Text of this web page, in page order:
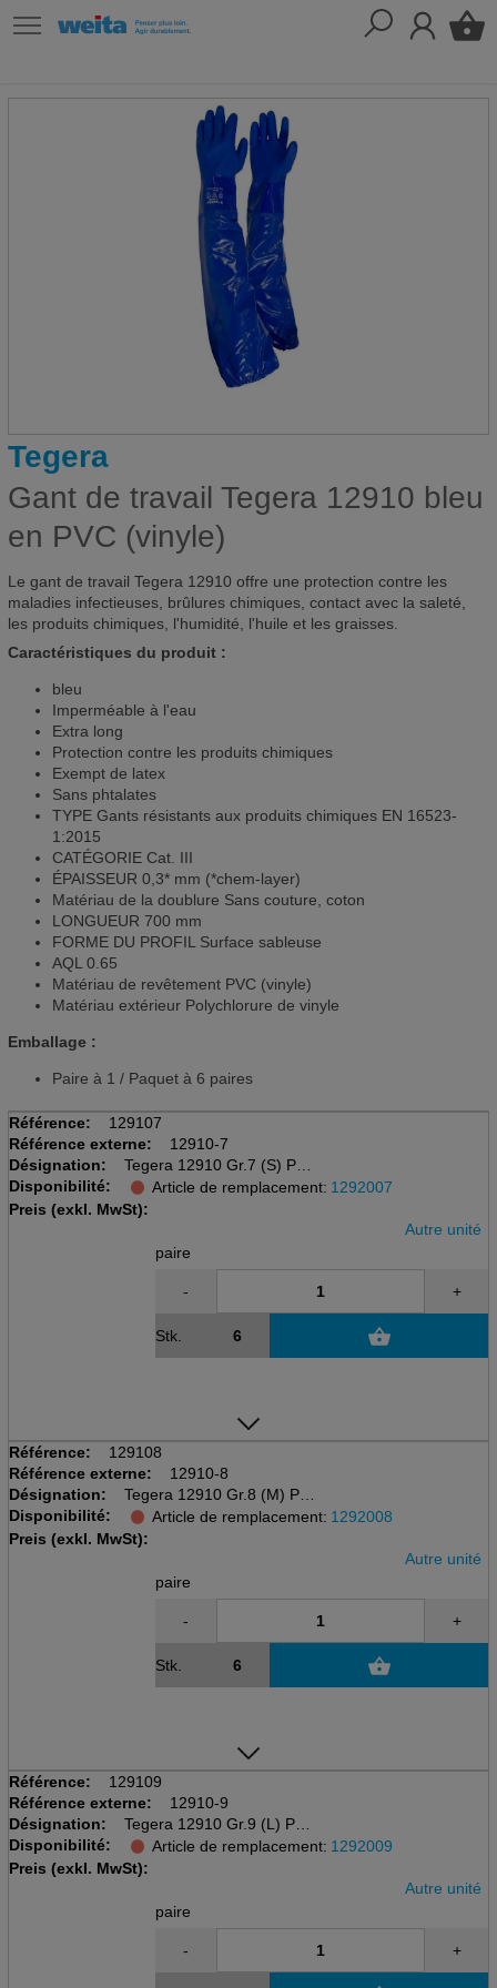
Tegera
Gant de travail Tegera 12910 bleu
en PVC (vinyle)
Le gant de travail Tegera 12910 offre une protection contre les
maladies infectieuses, brûlures chimiques, contact avec la saleté,
les produits chimiques, l'humidité, l'huile et les graisses.
Caractéristiques du produit :
bleu
Imperméable à l'eau
Extra long
Protection contre les produits chimiques
Exempt de latex
Sans phtalates
TYPE Gants résistants aux produits chimiques EN 16523-
1:2015
CATÉGORIE Cat. III
ÉPAISSEUR 0,3* mm (*chem-layer)
Matériau de la doublure Sans couture, coton
LONGUEUR 700 mm
FORME DU PROFIL Surface sableuse
AQL 0.65
Matériau de revêtement PVC (vinyle)
Matériau extérieur Polychlorure de vinyle
Emballage :
Paire à 1 / Paquet à 6 paires
Référence:
129107
Référence externe:
12910-7
Désignation:
Tegera 12910 Gr.7 (S) PVC
PVC (Vinyl)
bleu, 700mm / 0.3mm
Disponibilité: Article de remplacement: 1292007
Preis (exkl. MwSt):
Autre unité
paire
- +
Stk.
Référence:
129108
Référence externe:
12910-8
Désignation:
Tegera 12910 Gr.8 (M) PVC
PVC (Vinyl)
bleu, 700mm / 0.3mm
Disponibilité: Article de remplacement: 1292008
Preis (exkl. MwSt):
Autre unité
paire
- +
Stk.
Référence:
129109
Référence externe:
12910-9
Désignation:
Tegera 12910 Gr.9 (L) PVC
PVC (Vinyl)
bleu, 700mm / 0.3mm
Disponibilité: Article de remplacement: 1292009
Preis (exkl. MwSt):
Autre unité
paire
- +